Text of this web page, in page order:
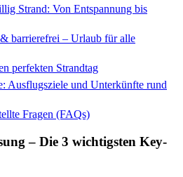
Strand: Von Entspannung bis
barrierefrei – Urlaub für alle
perfekten Strandtag
Ausflugsziele und Unterkünfte rund
Fragen (FAQs)
– Die 3 wichtigsten Key-